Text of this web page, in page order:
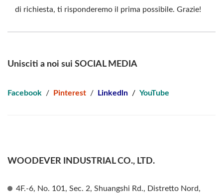
di richiesta, ti risponderemo il prima possibile. Grazie!
Unisciti a noi sui SOCIAL MEDIA
Facebook / Pinterest / Linkedln / YouTube
WOODEVER INDUSTRIAL CO., LTD.
4F.-6, No. 101, Sec. 2, Shuangshi Rd., Distretto Nord,